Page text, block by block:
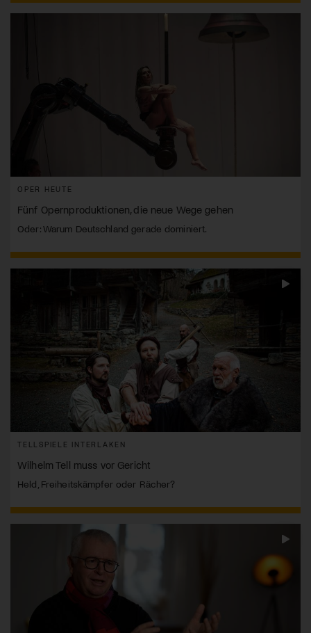
OPER HEUTE
Fünf Opernproduktionen, die neue Wege gehen
Oder: Warum Deutschland gerade dominiert.
TELLSPIELE INTERLAKEN
Wilhelm Tell muss vor Gericht
Held, Freiheitskämpfer oder Rächer?